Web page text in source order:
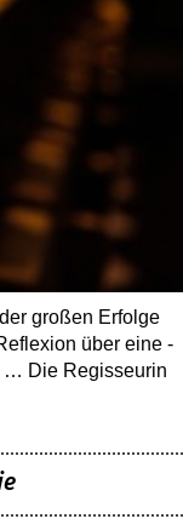
großen Erfolge
über eine
… Die Regisseurin